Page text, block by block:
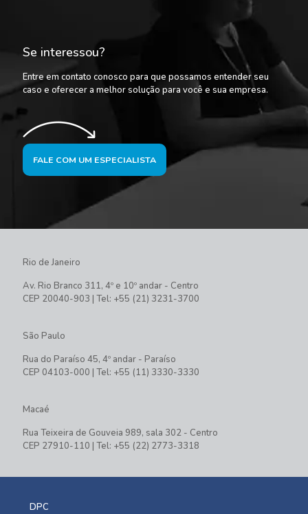
Se interessou?
Entre em contato conosco para que possamos entender seu
caso e oferecer a melhor solução para você e sua empresa.
FALE COM UM ESPECIALISTA
Rio de Janeiro
Av. Rio Branco 311, 4º e 10º andar - Centro
CEP 20040-903 | Tel: +55 (21) 3231-3700
São Paulo
Rua do Paraíso 45, 4º andar - Paraíso
CEP 04103-000 | Tel: +55 (11) 3330-3330
Macaé
Rua Teixeira de Gouveia 989, sala 302 - Centro
CEP 27910-110 | Tel: +55 (22) 2773-3318
DPC